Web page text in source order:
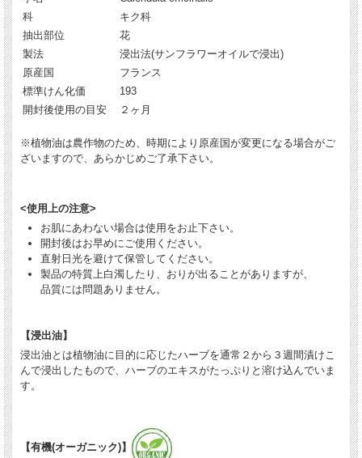
科
キク科
抽出部位
花
製法
浸出法(サンフラワーオイルで浸出)
原産国
フランス
標準けん化価
193
開封後使用の目安
２ヶ月
※植物油は農作物のため、時期により原産国が変更になる場合がご
ざいますので、あらかじめご了承下さい。
<使用上の注意>
お肌にあわない場合は使用をお止下さい。
開封後はお早めにご使用ください。
直射日光を避けて保管してください。
製品の特質上白濁したり、おりが出ることがありますが、
品質には問題ありません。
【浸出油】
浸出油とは植物油に目的に応じたハーブを通常２から３週間漬けこ
んで浸出したもので、ハーブのエキスがたっぷりと溶け込んでいま
す。
【有機(オーガニック)】